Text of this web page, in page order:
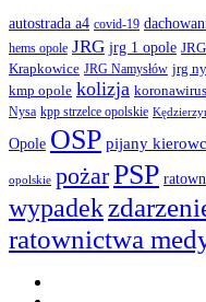
autostrada a4 covid-19
hems opole JRG jrg 1 opole
Krapkowice JRG Namysłów jrg
kmp opole kolizja koronawirus
Nysa kpp strzelce opolskie
Opole OSP pijany
opolskie pożarPSP
wypadek
ratownictwa